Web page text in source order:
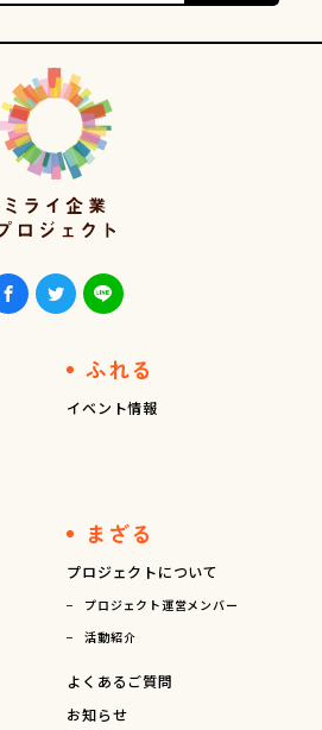
ふれる
イベント情報
まざる
プロジェクトについて
プロジェクト運営メンバー
活動紹介
よくあるご質問
お知らせ